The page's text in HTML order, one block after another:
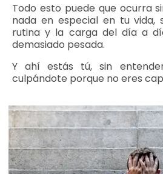
Todo esto puede que ocurra
nada en especial en tu vida,
rutina y la carga del día a
demasiado pesada.
Y ahí estás tú, sin
culpándote porque no eres